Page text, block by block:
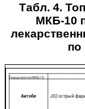
Табл. 4.
МКБ-10
по